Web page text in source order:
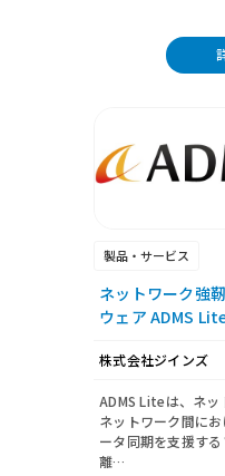
製品・サービス
ネットワーク強
ウェア ADMS
株式会社ジインズ
ADMS Liteは、ネッ
ネットワーク間に
ータ同期を支援す
離…